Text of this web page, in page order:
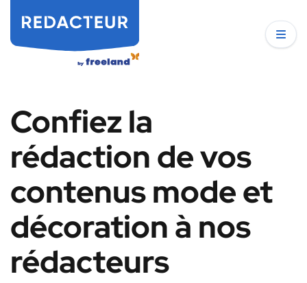
Confiez la
rédaction de vos
contenus mode et
décoration à nos
rédacteurs